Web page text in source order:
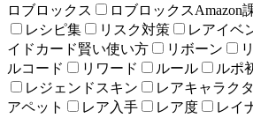
ロブロックス
ロブロックスAmazon
レシピ集
リスク対策 レアイベ
イドカード賢い使い方
リボーン
ルコード
リワード ルール ルポ
レジェンドスキン
レアキャラク
アペット
レア入手 レア度 レイ